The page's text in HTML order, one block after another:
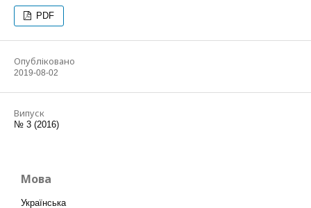
PDF
Опубліковано
2019-08-02
Випуск
№ 3 (2016)
Мова
Українська